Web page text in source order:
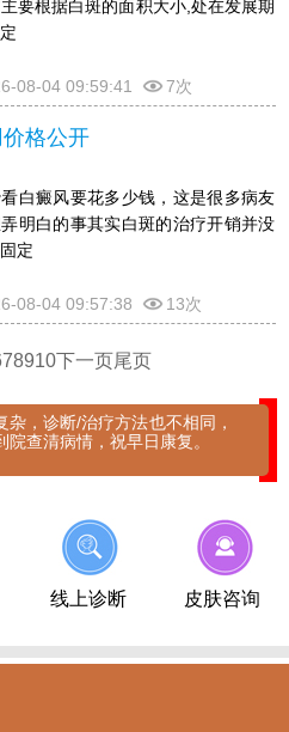
要根据白斑的面积大小,处在发展期
08-04 09:59:41 7次
格公开
白癜风要花多少钱，这是很多病友
明白的事其实白斑的治疗开销并没
定
08-04 09:57:38 13次
78910下一页尾页
杂，诊断/治疗方法也不相同，
院查清病情，祝早日康复。
线上诊断 皮肤咨询